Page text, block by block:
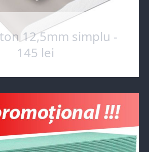
12,5mm simplu -
145 lei